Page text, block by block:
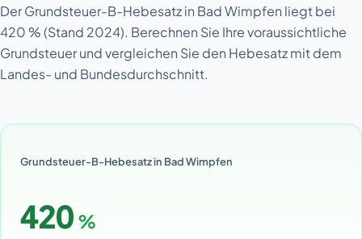
Der Grundsteuer-B-Hebesatz in Bad Wimpfen liegt bei
420 % (Stand 2024). Berechnen Sie Ihre voraussichtliche
Grundsteuer und vergleichen Sie den Hebesatz mit dem
Landes- und Bundesdurchschnitt.
Grundsteuer-B-Hebesatz in Bad Wimpfen
420 %